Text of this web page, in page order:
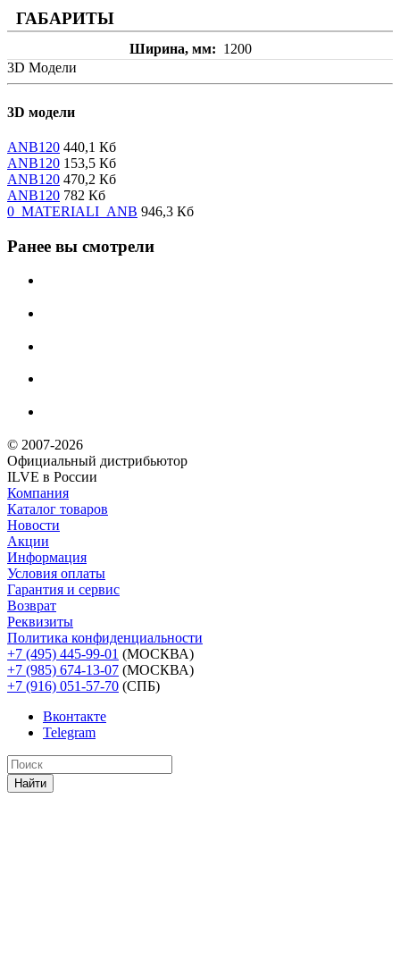
ГАБАРИТЫ
Ширина, мм
1200
3D Модели
3D модели
ANB120 440,1 Кб
ANB120 153,5 Кб
ANB120 470,2 Кб
ANB120 782 Кб
0_MATERIALI_ANB 946,3 Кб
Ранее вы смотрели
© 2007-2026
Официальный дистрибьютoр
ILVE в России
Компания
Каталог товаров
Новости
Акции
Информация
Условия оплаты
Гарантия и сервис
Возврат
Реквизиты
Политика конфиденциальности
+7 (495) 445-99-01 (МОСКВА)
+7 (985) 674-13-07 (МОСКВА)
+7 (916) 051-57-70 (СПБ)
Вконтакте
Telegram
Найти